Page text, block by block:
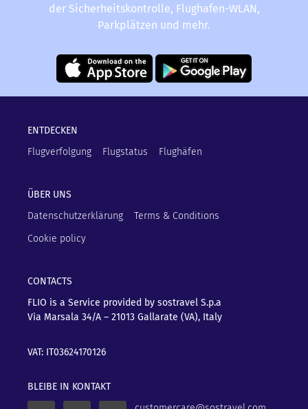
der Sicherheitskontrolle, Flughafen-WLAN,
Parkplätzen und mehr.
ENTDECKEN
Flugverfolgung
Flugstatus Flughäfen
ÜBER UNS
Datenschutzerklärung
Terms & Conditions
Cookie policy
CONTACTS
FLIO is a Service provided by sostravel S.p.a
Via Marsala 34/A – 21013 Gallarate (VA), Italy
VAT: IT03624170126
BLEIBE IN KONTAKT